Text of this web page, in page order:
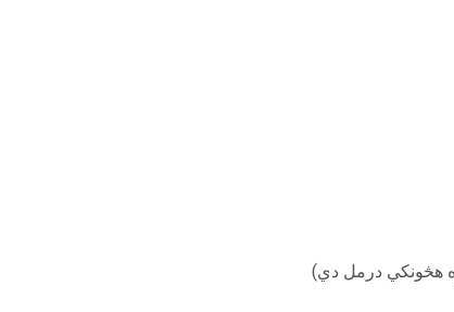
هڅونکي درمل دي)